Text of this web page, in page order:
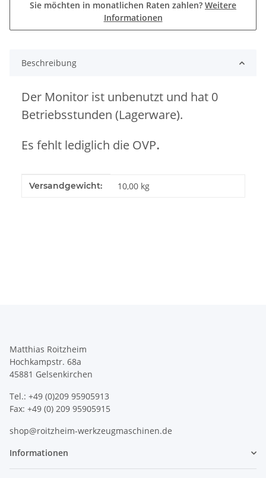
Sie möchten in monatlichen Raten zahlen? Weitere
Informationen
Beschreibung
Der Monitor ist unbenutzt und hat 0
Betriebsstunden (Lagerware).
Es fehlt lediglich die OVP.
Produkteigenschaft
Wert
Versandgewicht: 10,00 kg
Matthias Roitzheim
Hochkampstr. 68a
45881 Gelsenkirchen
Tel.: +49 (0)209 95905913
Fax: +49 (0) 209 95905915
shop@roitzheim-werkzeugmaschinen.de
Informationen